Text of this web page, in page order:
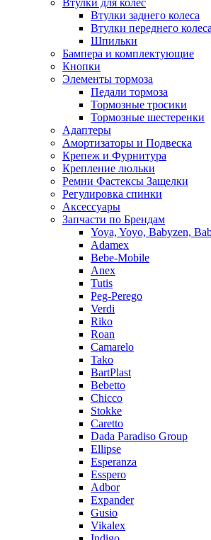
Втулки для колес
Втулки заднего колеса
Втулки переднего колеса
Шпильки
Бампера и комплектующие
Кнопки
Элементы тормоза
Педали тормоза
Тормозные тросики
Тормозные шестеренки
Адаптеры
Амортизаторы и Подвеска
Крепеж и Фурнитура
Крепление люльки
Ремни Фастексы Защелки
Регулировка спинки
Аксессуары
Запчасти по Брендам
Yoya, Yoyo, Babyzen,
Adamex
Bebe-Mobile
Anex
Tutis
Peg-Perego
Verdi
Riko
Roan
Camarelo
Tako
BartPlast
Bebetto
Chicco
Stokke
Caretto
Dada Paradiso Group
Ellipse
Esperanza
Esspero
Adbor
Expander
Gusio
Vikalex